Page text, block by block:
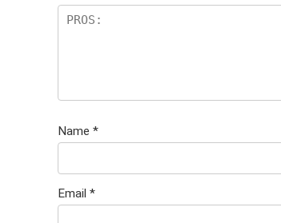
Name *
Email *